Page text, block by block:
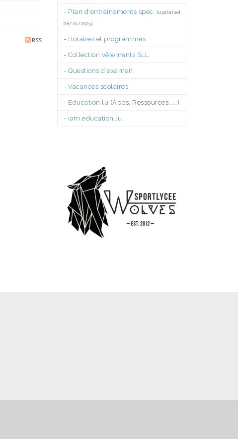
RSS
- Plan d'entraînements spéc. (updated
08/10/2025)
- Horaires et programmes
- Collection vêtements SLL
- Questions d'examen
- Vacances scolaires
- Education.lu (Apps, Ressources, ...)
- iam.education.lu